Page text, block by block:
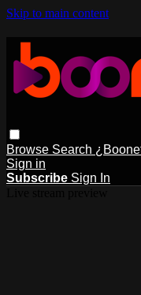
Skip to main content
Browse Search
Sign in
Subscribe Sign In